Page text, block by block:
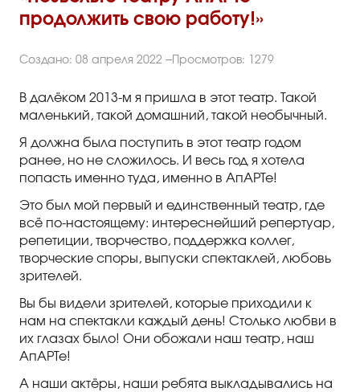
Порядок возврата билетов
Новости
Репертуар
Афиша
Билеты
Контакты
продолжить свою работу!»
Создано: 08 апреля 2022 Просмотров: 1279
В далёком 2013-м я пришла в этот театр. Такой
маленький, такой домашний, такой необычный.
Я должна была поступить в этот театр годом
ранее, но не сложилось. И весь год я хотела
попасть именно туда, именно в АпАРТе!
Это был мой первый и единственный театр, где
всё по-настоящему: интереснейший репертуар,
репетиции, творчество, поддержка коллег,
творческие споры, выпуски спектаклей, любовь
зрителей.
Вы бы видели зрителей, которые приходили к
нам на спектакли каждый день! Столько любви в
их глазах было! Они обожали наш театр, наш
АпАРТе!
А наши актёры, наши ребята выкладывались на